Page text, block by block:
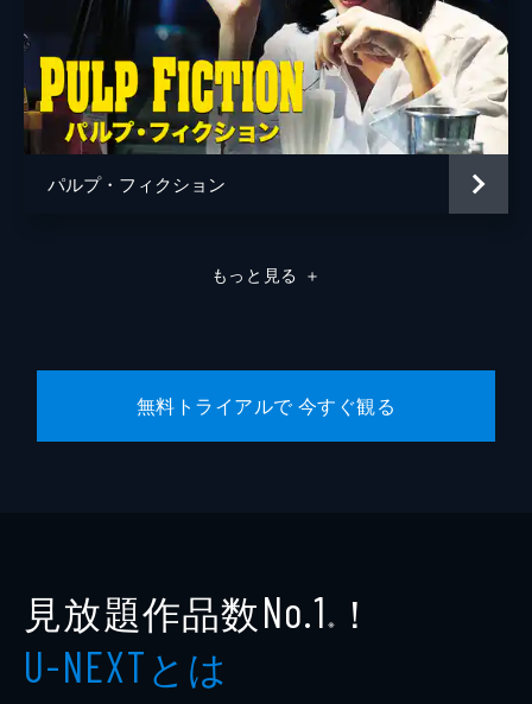
パルプ・フィクション
もっと見る ＋
無料トライアルで 今すぐ観る
見放題作品数No.1 ※ ！
U-NEXTとは